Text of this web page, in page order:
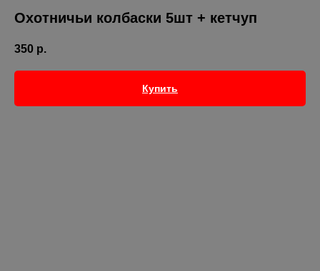
Охотничьи колбаски 5шт + кетчуп
350 р.
Купить